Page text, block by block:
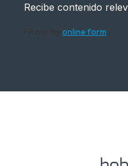
Recibe contenido
online form